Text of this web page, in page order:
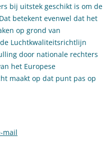
bij uitstek geschikt is om de
betekent evenwel dat het
op grond van
Luchtkwaliteitsrichtlijn
door nationale rechters
het Europese
maakt op dat punt pas op
mail